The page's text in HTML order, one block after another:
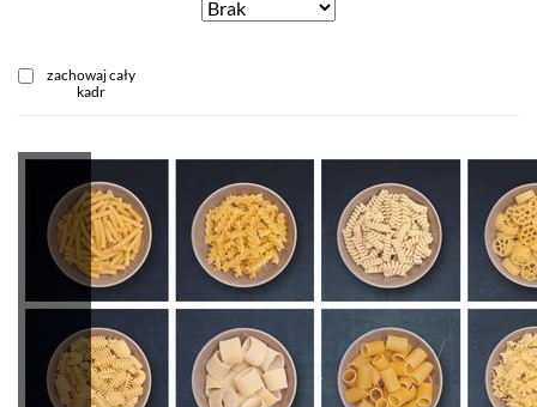
zachowaj cały
kadr